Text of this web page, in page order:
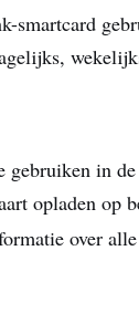
smartcard
gebruiken in
opladen op
over